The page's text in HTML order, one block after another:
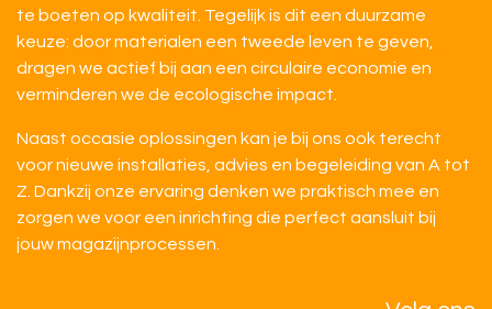
te boeten op kwaliteit. Tegelijk is dit een duurzame
keuze: door materialen een tweede leven te geven,
dragen we actief bij aan een circulaire economie en
verminderen we de ecologische impact.
Naast occasie oplossingen kan je bij ons ook terecht
voor nieuwe installaties, advies en begeleiding van A tot
Z. Dankzij onze ervaring denken we praktisch mee en
zorgen we voor een inrichting die perfect aansluit bij
jouw magazijnprocessen.